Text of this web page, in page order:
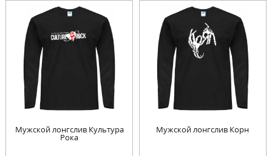
Мужской лонгслив Культура
Рока
Мужской лонгслив Корн